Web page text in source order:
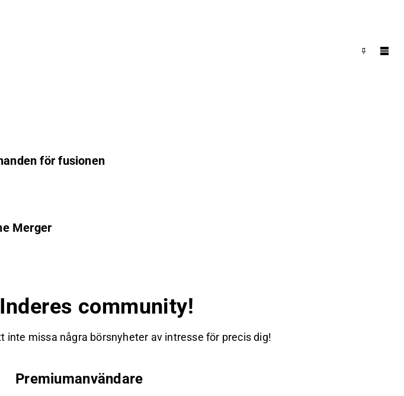
för fusionen
Merger
community!
missa några börsnyheter av intresse för precis dig!
Premiumanvändare